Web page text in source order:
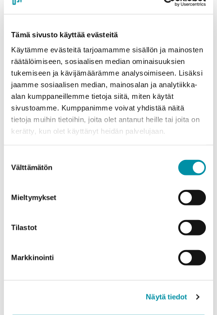
Tämä sivusto käyttää evästeitä
Käytämme evästeitä tarjoamamme sisällön ja mainosten
räätälöimiseen, sosiaalisen median ominaisuuksien
tukemiseen ja kävijämäärämme analysoimiseen. Lisäksi
jaamme sosiaalisen median, mainosalan ja analytiikka-
alan kumppaneillemme tietoja siitä, miten käytät
sivustoamme. Kumppanimme voivat yhdistää näitä
tietoja muihin tietoihin, joita olet antanut heille tai joita on
kerätty, kun olet käyttänyt heidän palvelujaan.
valinta
Välttämätön
Mieltymykset
Tilastot
Markkinointi
Näytä tiedot
J15684
J07435
J07831
J15041
J07136
J07575
and 25 mm end sections
Read more
J07575